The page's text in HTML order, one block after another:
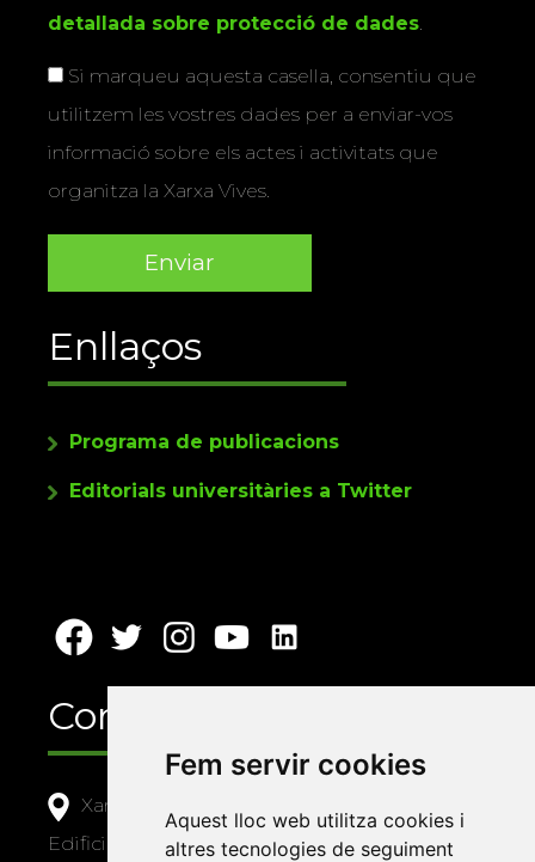
Fem servir cookies
Aquest lloc web utilitza cookies i
altres tecnologies de seguiment
detallada sobre protecció de dades
Si marqueu aquesta casella, consentiu que
utilitzem les vostres dades per a enviar-vos
informació sobre els actes i activitats que
organitza la Xarxa Vives.
Enllaços
Programa de publicacions
Editorials universitàries a Twitter
Contacte
Xarxa Vives d'Universitats
Edifici Àgora